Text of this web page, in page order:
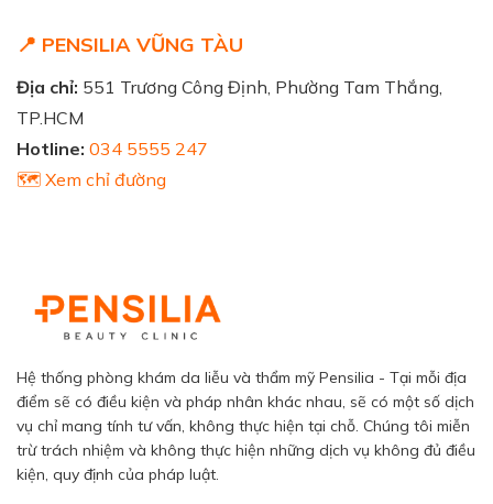
📍 PENSILIA VŨNG TÀU
Địa chỉ: 551 Trương Công Định, Phường Tam Thắng,
TP.HCM
Hotline: 034 5555 247
🗺️ Xem chỉ đường
Hệ thống phòng khám da liễu và thẩm mỹ Pensilia - Tại mỗi địa
điểm sẽ có điều kiện và pháp nhân khác nhau, sẽ có một số dịch
vụ chỉ mang tính tư vấn, không thực hiện tại chỗ. Chúng tôi miễn
trừ trách nhiệm và không thực hiện những dịch vụ không đủ điều
kiện, quy định của pháp luật.